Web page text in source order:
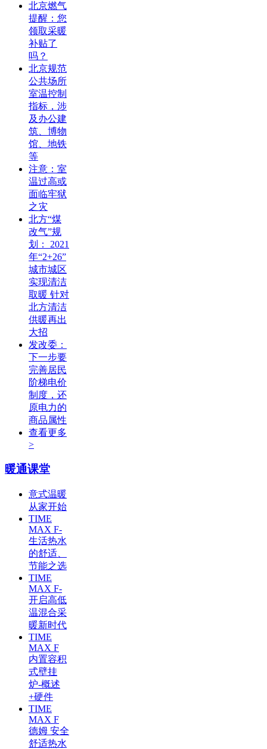
北京燃气
提醒：您
领取采暖
补贴了
吗？
北京规范
公共场所
室温控制
指标，涉
及办公建
筑、博物
馆、地铁
等
注意：室
温过高或
面临牢狱
之灾
北方“煤
改气”规
划： 2021
年“2+26”
城市城区
实现清洁
取暖 针对
北方清洁
供暖再出
大招
发改委：
下一步要
完善居民
阶梯电价
制度，还
原电力的
商品属性
查看更多
>
暖通课堂
意式温暖
从家开始
TIME
MAX F-
生活热水
的舒适、
节能之选
TIME
MAX F-
开启高低
温混合采
暖新时代
TIME
MAX F
内置容积
式壁挂
炉-概述
+硬件
TIME
MAX F
德姆 安全
舒适热水